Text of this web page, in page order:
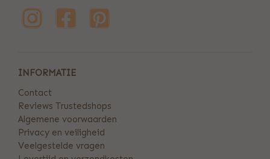
INFORMATIE
Contact
Reviews Trustedshops
Algemene voorwaarden
Privacy en veiligheid
Veelgestelde vragen